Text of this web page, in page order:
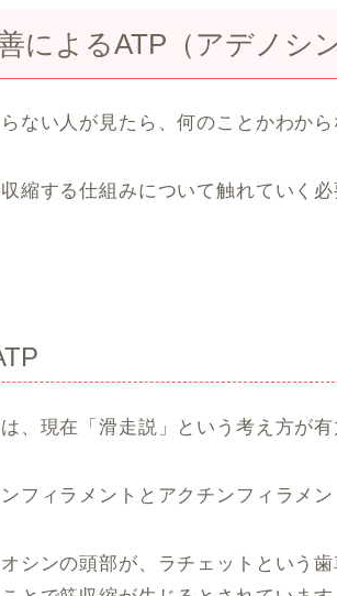
によるATP（アデノシ
ない人が見たら、何のことかわから
縮する仕組みについて触れていく必
、現在「滑走説」という考え方が有
フィラメントとアクチンフィラメン
シンの頭部が、ラチェットという